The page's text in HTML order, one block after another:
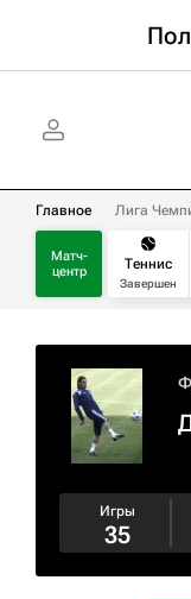
Главное Лига
Матч-
центр
Теннис
Завершен
Игры
35